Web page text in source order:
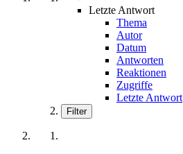
Letzte Antwort
Thema
Autor
Datum
Antworten
Reaktionen
Zugriffe
Letzte Antwort
Filter